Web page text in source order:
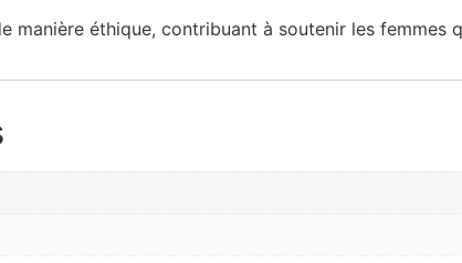
manière éthique, contribuant à soutenir les femmes